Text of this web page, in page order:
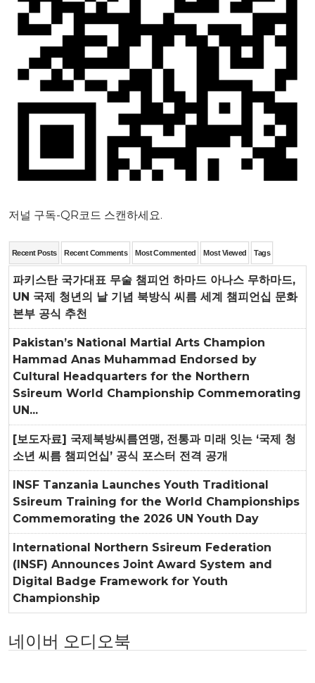
저널 구독-QR코드 스캔하세요.
Recent Posts Recent Comments Most Commented Most Viewed Tags
파키스탄 국가대표 무술 챔피언 하마드 아나스 무하마드,
UN 국제 청년의 날 기념 북방식 씨름 세계 챔피언십 문화
본부 공식 추천
Pakistan’s National Martial Arts Champion
Hammad Anas Muhammad Endorsed by
Cultural Headquarters for the Northern
Ssireum World Championship Commemorating
UN...
[보도자료] 국제북방씨름연맹, 전통과 미래 잇는 ‘국제 청
소년 씨름 챔피언십’ 공식 포스터 전격 공개
INSF Tanzania Launches Youth Traditional
Ssireum Training for the World Championships
Commemorating the 2026 UN Youth Day
International Northern Ssireum Federation
(INSF) Announces Joint Award System and
Digital Badge Framework for Youth
Championship
네이버 오디오북